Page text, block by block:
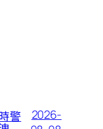
警
2026-